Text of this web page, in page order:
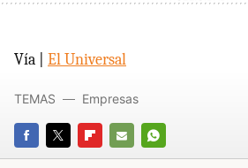
Vía | El Universal
FACEBOOK
TWITTERFLIPBOARD
E-
WHATSAPP
TEMAS Empresas